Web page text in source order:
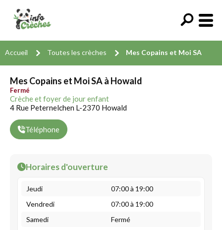
Accueil Toutes les crèches Mes Copains et Moi SA
Mes Copains et Moi SA à Howald
Fermé
Crèche et foyer de jour enfant
4 Rue Peternelchen L-2370 Howald
Téléphone
Horaires d'ouverture
Jeudi
07:00 à 19:00
Vendredi
07:00 à 19:00
Samedi
Fermé